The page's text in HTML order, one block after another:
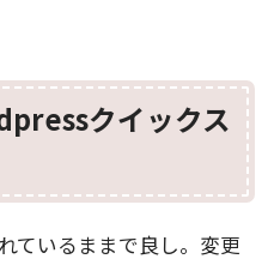
クイックス
ているままで良し。変更